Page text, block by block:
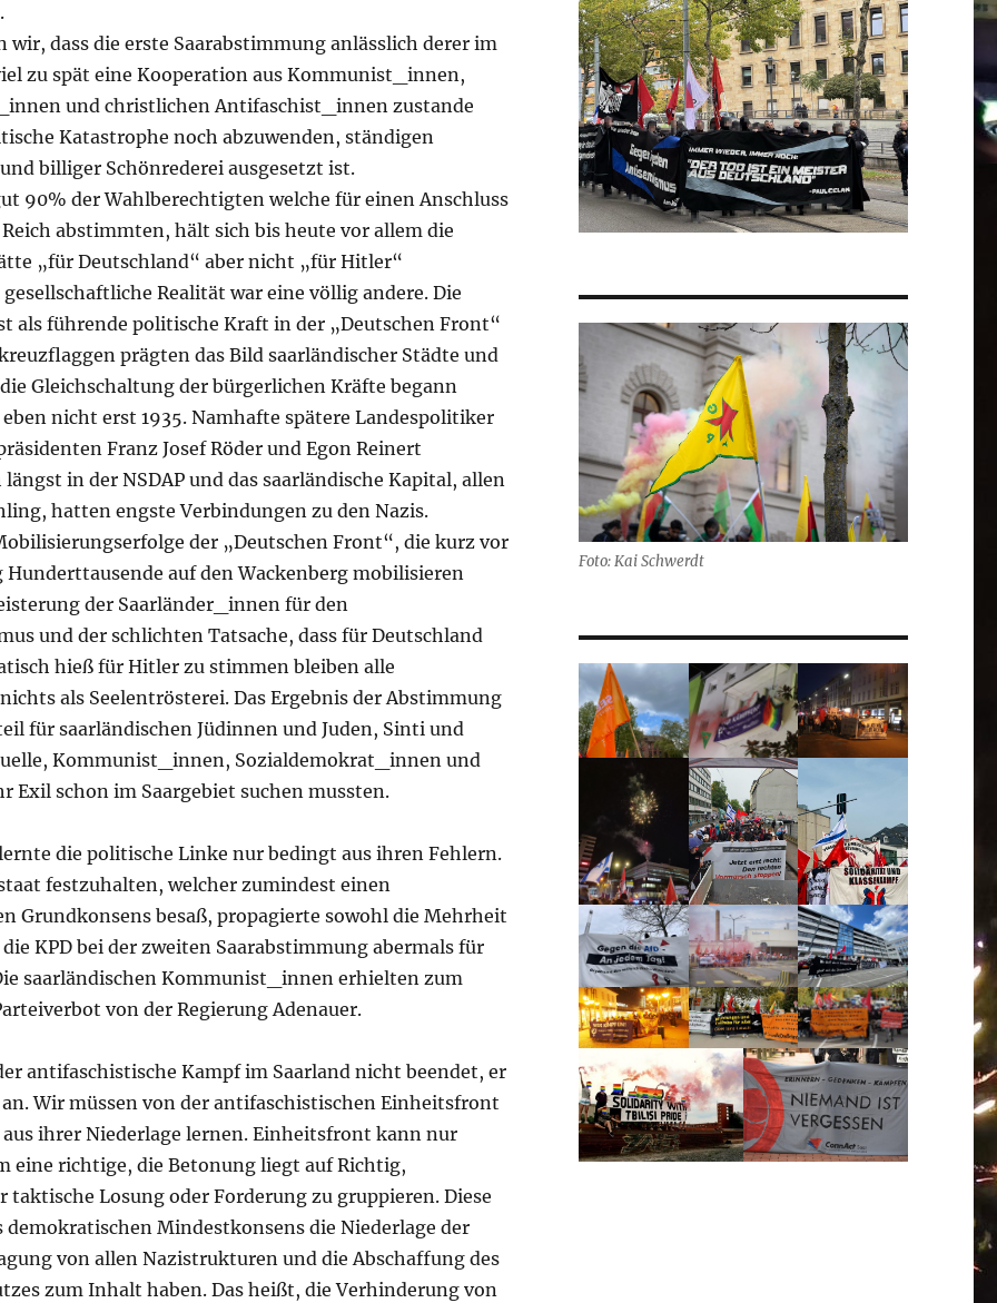
wir, dass die erste Saarabstimmung anlässlich derer im
zu spät eine Kooperation aus Kommunist_innen,
und christlichen Antifaschist_innen zustande
Katastrophe noch abzuwenden, ständigen
billiger Schönrederei ausgesetzt ist.
90% der Wahlberechtigten welche für einen Anschluss
Reich abstimmten, hält sich bis heute vor allem die
„für Deutschland“ aber nicht „für Hitler“
Realität war eine völlig andere. Die
als führende politische Kraft in der „Deutschen Front“
prägten das Bild saarländischer Städte und
Gleichschaltung der bürgerlichen Kräfte begann
eben nicht erst 1935. Namhafte spätere Landespolitiker
Franz Josef Röder und Egon Reinert
längst in derNSDAPund das saarländische Kapital, allen
hatten engste Verbindungen zu den Nazis.
der „Deutschen Front“, die kurz vor
auf den Wackenberg mobilisieren
der Saarländer_innen für den
und der schlichten Tatsache, dass für Deutschland
hieß für Hitler zu stimmen bleiben alle
als Seelentrösterei. Das Ergebnis der Abstimmung
für saarländischen Jüdinnen und Juden, Sinti und
Kommunist_innen, Sozialdemokrat_innen und
Exil schon im Saargebiet suchen mussten.
die politische Linke nur bedingt aus ihren Fehlern.
festzuhalten, welcher zumindest einen
Grundkonsens besaß, propagierte sowohl die Mehrheit
KPDbei der zweiten Saarabstimmung abermals für
saarländischen Kommunist_innen erhielten zum
von der Regierung Adenauer.
antifaschistische Kampf im Saarland nicht beendet, er
Wir müssen von der antifaschistischen Einheitsfront
ihrer Niederlage lernen. Einheitsfront kann nur
eine richtige, die Betonung liegt auf Richtig,
taktische Losung oder Forderung zu gruppieren. Diese
demokratischen Mindestkonsens die Niederlage der
von allen Nazistrukturen und die Abschaffung des
zum Inhalt haben. Das heißt, die Verhinderung von
Foto: Kai Schwerdt